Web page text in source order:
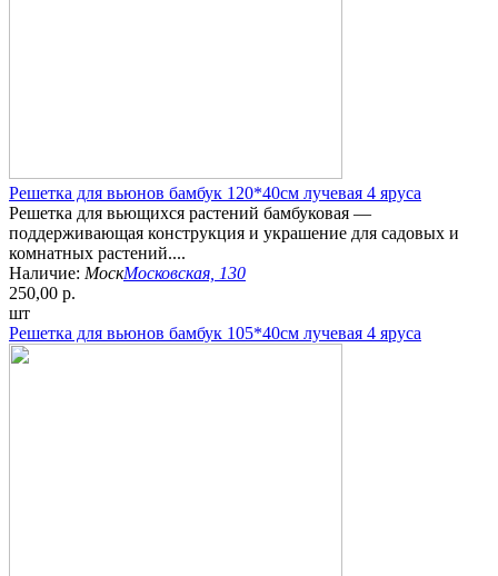
Решетка для вьюнов бамбук 120*40см лучевая 4 яруса
Решетка для вьющихся растений бамбуковая —
поддерживающая конструкция и украшение для садовых и
комнатных растений....
Наличие: МоскМосковская, 130
250,00 р.
шт
Решетка для вьюнов бамбук 105*40см лучевая 4 яруса